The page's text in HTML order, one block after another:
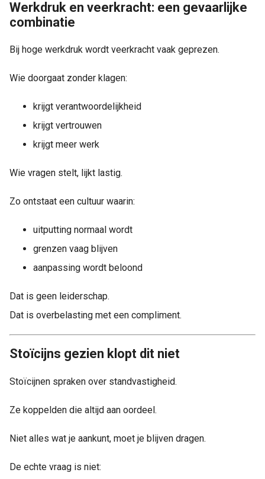
Werkdruk en veerkracht: een gevaarlijke
combinatie
Bij hoge werkdruk wordt veerkracht vaak geprezen.
Wie doorgaat zonder klagen:
krijgt verantwoordelijkheid
krijgt vertrouwen
krijgt meer werk
Wie vragen stelt, lijkt lastig.
Zo ontstaat een cultuur waarin:
uitputting normaal wordt
grenzen vaag blijven
aanpassing wordt beloond
Dat is geen leiderschap.
Dat is overbelasting met een compliment.
Stoïcijns gezien klopt dit niet
Stoïcijnen spraken over standvastigheid.
Ze koppelden die altijd aan oordeel.
Niet alles wat je aankunt, moet je blijven dragen.
De echte vraag is niet: